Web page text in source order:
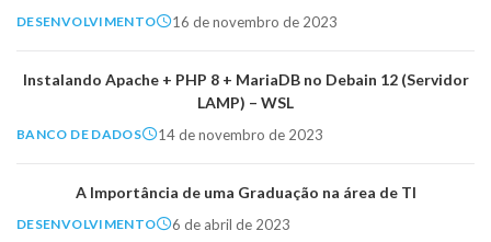
DESENVOLVIMENTO 16 de novembro de 2023
Instalando Apache + PHP 8 + MariaDB no Debain 12 (Servidor
LAMP) – WSL
BANCO DE DADOS 14 de novembro de 2023
A Importância de uma Graduação na área de TI
DESENVOLVIMENTO 6 de abril de 2023